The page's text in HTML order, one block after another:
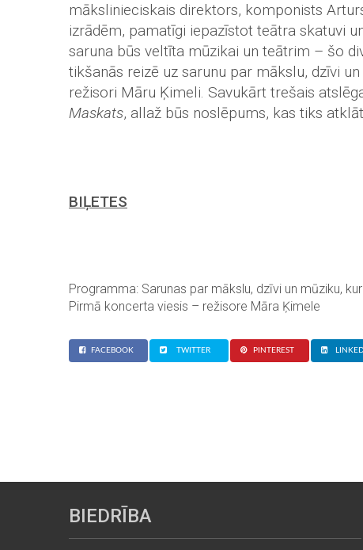
mākslinieciskais direktors, komponists
izrādēm, pamatīgi iepazīstot teātra skatuvi
saruna būs veltīta mūzikai un teātrim – šo
tikšanās reizē uz sarunu par mākslu, dzīvi
režisori Māru Ķimeli. Savukārt trešais
Maskats, allaž būs noslēpums, kas tiks
BIĻETES
Programma: Sarunas par mākslu, dzīvi un mūziku,
Pirmā koncerta viesis – režisore Māra Ķimele
FACEBOOK TWITTER PINTEREST
BIEDRĪBA